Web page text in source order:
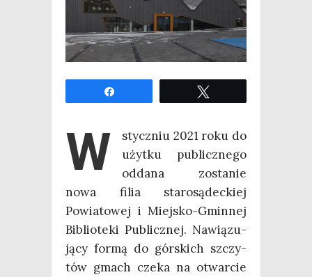
W
stycz­niu 2021 roku do
użyt­ku publicz­ne­go
odda­na zosta­nie
nowa filia sta­ro­są­dec­kiej
Powia­to­wej i Miej­sko-Gmin­nej
Biblio­te­ki Publicz­nej. Nawią­zu­
ją­cy for­mą do gór­skich szczy­
tów gmach cze­ka na otwar­cie